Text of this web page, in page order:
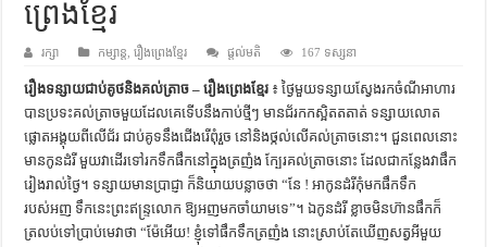
ដើមកំណើតអង្គរ – សៀវភៅចំណេះដឹងទូទៅ
ដើមកំណើតជនជាតិខ្មែរ – អត្ថបទស្រាវជ្រាវ
ទំនាក់ទំនងកម្ពុជានិងចិន – សៀវភៅចំណេះដឹងទូទៅ
ព្រះបាទធម្មិក – សៀវភៅចំណេះដឹងទូទៅ
រដ្ឋបាល និង រដ្ឋបាលវិមជ្ឈការ – អត្ថបទស្រាវជ្រាវ
ការស្វែងយល់អំពី ល្ខោនខោល – សៀវភៅចំណេះដឹងទូទៅ
ព្រេងខ្មែរ
រក្សា កម្សាន្ត ,រឿងព្រេងខ្មែរ ផ្តល់មតិ 167 ទស្សនា
រឿងទន្សាយជាប់គូថនិងគល់ត្រាច – រឿងព្រេងខ្មែរ ៖ ថ្ងៃមួយទន្សាយស្វែងរកចំណីអាហារ
បានប្រទះគល់ត្រាចមួយដែលគេទើបនឹងកាប់ថ្មីៗ មានជ័រកកស្អិតតតាត់ ទន្សាយលោត
ផ្លោតអង្គុយពីលើជ័រ ជាប់គូទនឹងជើងរើពុំរួច នៅនិងថ្កល់លើគល់ត្រាចនោះ។ ជួនពេលនោះ
មានកូនដំរី មួយវាដើរទៅរកទឹកផឹកនៅក្នុងត្រញំង ក្បែរគល់ត្រាចនោះ ដែលជាកន្លែងវាផឹក
រៀងរាល់ថ្ងៃ។ ទន្សាយមានប្រាជ្ញា ក៏និយាយបន្លាចថា “នែ ! អាកូនដំរីកុំមកផឹកទឹក
របស់អញ ទឹកនេះព្រះឥន្ទ្រលោក ឱ្យអញមកចាំយាមទេ”។ ឯកូនដំរី ខ្លាចមិនហ៊ានផឹកក៏
ត្រលប់ទៅប្រាប់មេវាថា “ម៉ែអើយ! ខ្ញុំទៅផឹកទឹកត្រញំង នោះស្រាប់តែឃើញសត្វអីមួយ